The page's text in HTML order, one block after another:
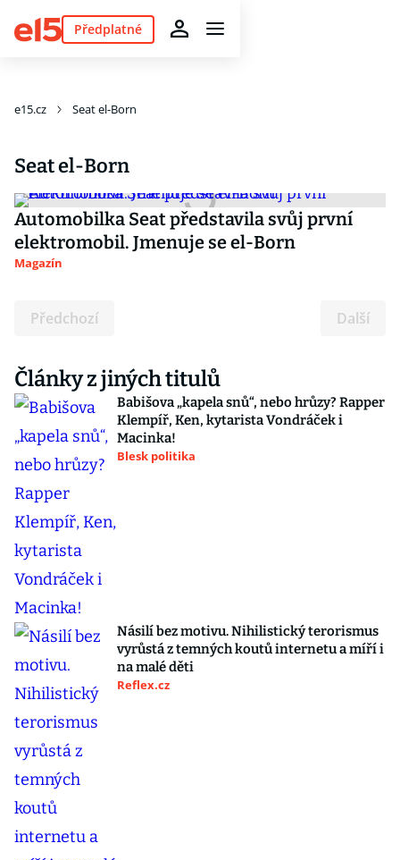
Předplatné
e15.cz Seat el-Born
Seat el-Born
Automobilka Seat představila svůj první
elektromobil. Jmenuje se el-Born
Magazín
Předchozí Další
Články z jiných titulů
Babišova „kapela snů“, nebo hrůzy? Rapper
Klempíř, Ken, kytarista Vondráček i
Macinka!
Blesk politika
Násilí bez motivu. Nihilistický terorismus
vyrůstá z temných koutů internetu a míří i
na malé děti
Reflex.cz